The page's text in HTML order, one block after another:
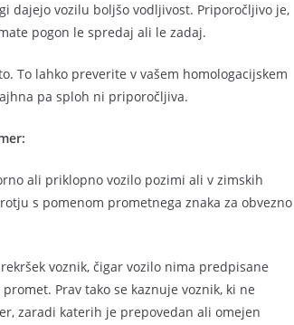
dajejo vozilu boljšo vodljivost. Priporočljivo je,
pogon le spredaj ali le zadaj.
To lahko preverite v vašem homologacijskem
pa sploh ni priporočljiva.
ali priklopno vozilo pozimi ali v zimskih
s pomenom prometnega znaka za obvezno
voznik, čigar vozilo nima predpisane
Prav tako se kaznuje voznik, ki ne
zaradi katerih je prepovedan ali omejen